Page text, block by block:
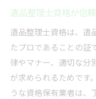
遺品整理士資格が信
遺品整理士資格は、遺
たプロであることの証
律やマナー、適切な分
が求められるためです
うな資格保有業者は、